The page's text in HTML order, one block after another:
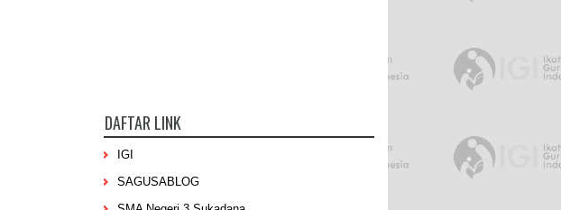
DAFTAR LINK
IGI
SAGUSABLOG